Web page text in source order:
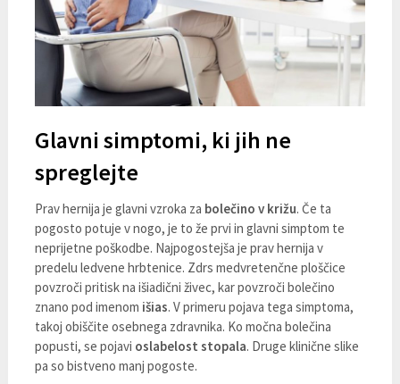
Glavni simptomi, ki jih ne
spreglejte
Prav hernija je glavni vzroka za bolečino v križu. Če ta
pogosto potuje v nogo, je to že prvi in glavni simptom te
neprijetne poškodbe. Najpogostejša je prav hernija v
predelu ledvene hrbtenice. Zdrs medvretenčne ploščice
povzroči pritisk na išiadični živec, kar povzroči bolečino
znano pod imenom išias. V primeru pojava tega simptoma,
takoj obiščite osebnega zdravnika. Ko močna bolečina
popusti, se pojavi oslabelost stopala. Druge klinične slike
pa so bistveno manj pogoste.